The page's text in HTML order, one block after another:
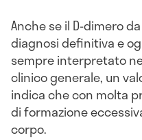
Anche se il D-dimero
diagnosi definitiva e
sempre interpretato
clinico generale, un
indica che con molta
di formazione
corpo.